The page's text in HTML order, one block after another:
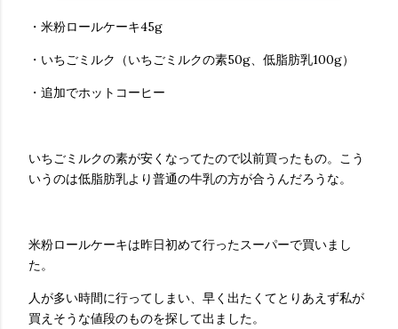
・米粉ロールケーキ45g
・いちごミルク（いちごミルクの素50g、低脂肪乳100g）
・追加でホットコーヒー
いちごミルクの素が安くなってたので以前買ったもの。こう
いうのは低脂肪乳より普通の牛乳の方が合うんだろうな。
米粉ロールケーキは昨日初めて行ったスーパーで買いまし
た。
人が多い時間に行ってしまい、早く出たくてとりあえず私が
買えそうな値段のものを探して出ました。